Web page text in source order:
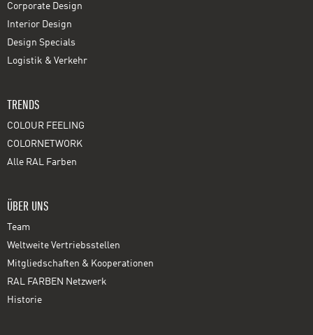
Corporate Design
Interior Design
Design Specials
Logistik & Verkehr
TRENDS
COLOUR FEELING
COLORNETWORK
Alle RAL Farben
ÜBER UNS
Team
Weltweite Vertriebsstellen
Mitgliedschaften & Kooperationen
RAL FARBEN Netzwerk
Historie